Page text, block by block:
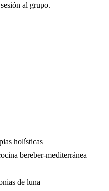
al grupo.
holísticas
bereber-mediterránea
de luna